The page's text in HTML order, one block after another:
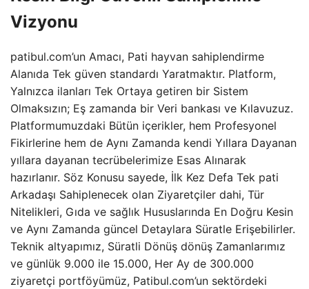
Vizyonu
patibul.com’un Amacı, Pati hayvan sahiplendirme
Alanıda Tek güven standardı Yaratmaktır. Platform,
Yalnızca ilanları Tek Ortaya getiren bir Sistem
Olmaksızın; Eş zamanda bir Veri bankası ve Kılavuzuz.
Platformumuzdaki Bütün içerikler, hem Profesyonel
Fikirlerine hem de Aynı Zamanda kendi Yıllara Dayanan
yıllara dayanan tecrübelerimize Esas Alınarak
hazırlanır. Söz Konusu sayede, İlk Kez Defa Tek pati
Arkadaşı Sahiplenecek olan Ziyaretçiler dahi, Tür
Nitelikleri, Gıda ve sağlık Hususlarında En Doğru Kesin
ve Aynı Zamanda güncel Detaylara Süratle Erişebilirler.
Teknik altyapımız, Süratli Dönüş dönüş Zamanlarımız
ve günlük 9.000 ile 15.000, Her Ay de 300.000
ziyaretçi portföyümüz, Patibul.com’un sektördeki